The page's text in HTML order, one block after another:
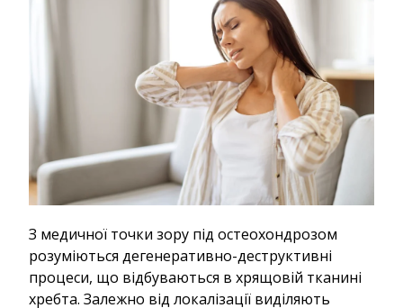
З медичної точки зору під остеохондрозом
розуміються дегенеративно-деструктивні
процеси, що відбуваються в хрящовій тканині
хребта. Залежно від локалізації виділяють